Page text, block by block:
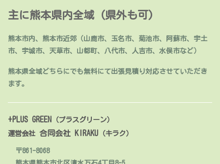
主に熊本県内全域 (県外も可)
熊本市内、熊本市近郊（山鹿市、玉名市、菊池市、阿蘇市、宇土
市、宇城市、天草市、山都町、八代市、人吉市、水俣市など）
熊本県全域どちらにでも無料にて出張見積り対応させていただき
ます。
+PLUS GREEN
（プラスグリーン）
運営会社 合同会社 KIRAKU （キラク）
〒861-8068